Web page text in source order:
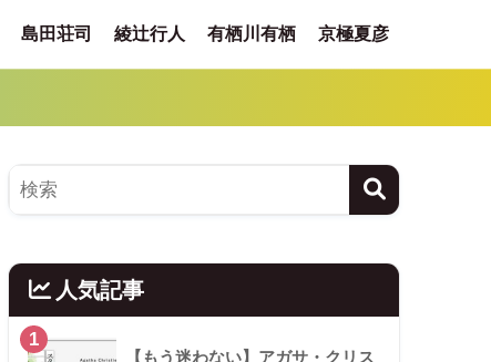
島田荘司 綾辻行人 有栖川有栖 京極夏彦
人気記事
1
【もう迷わない】アガサ・クリス